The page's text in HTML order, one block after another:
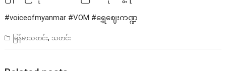
#voiceofmyanmar #VOM #ရွှေဈေးကဏ္ဍ
မြန်မာသတင်း, သတင်း